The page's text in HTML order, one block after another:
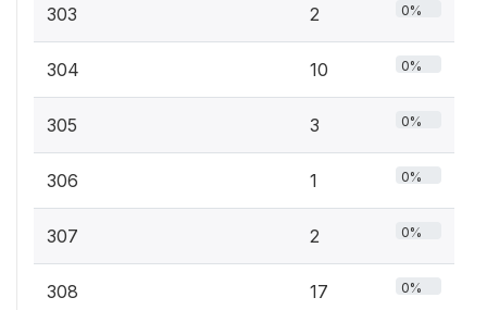
303 2 0%
304 10 0%
305 3 0%
306 1 0%
307 2 0%
308 17 0%